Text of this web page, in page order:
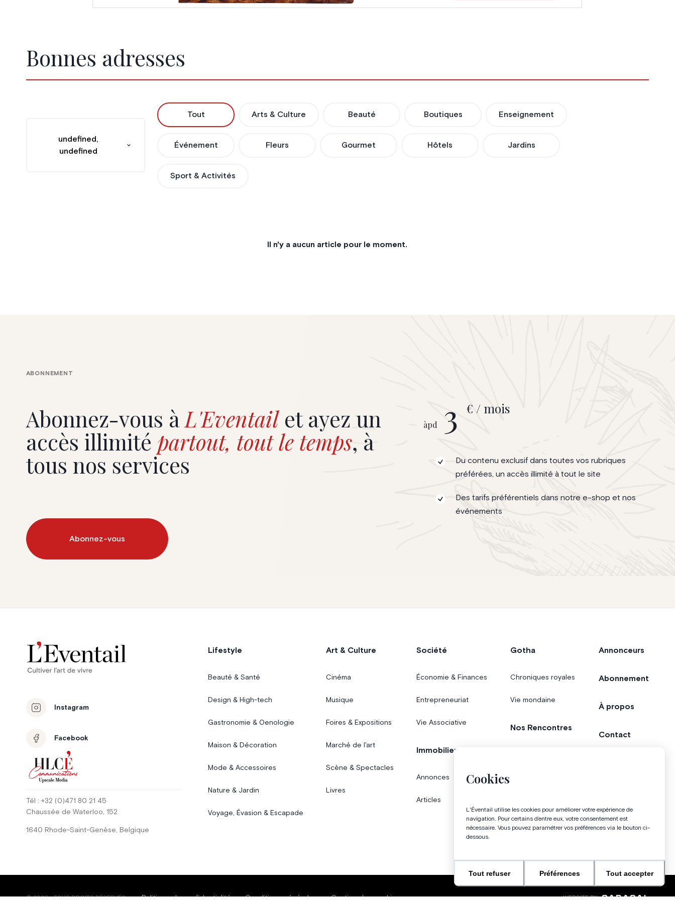
Bonnes adresses
undefined,
undefined
Tout Arts & Culture Beauté Boutiques Enseignement
Événement Fleurs Gourmet Hôtels Jardins
Sport & Activités
Il n'y a aucun article pour le moment.
Cookies
L'Éventail utilise les cookies pour améliorer votre expérience de
navigation. Pour certains d’entre eux, votre consentement est
nécessaire. Vous pouvez paramétrer vos préférences via le bouton ci-
dessous.
Tout refuser Préférences Tout accepter
Abonnez-vous àL'Eventailet ayez un
accès illimité partout, tout le temps, à
tous nos services
ABONNEMENT
Abonnez-vous
àpd 3 € / mois
Du contenu exclusif dans toutes vos rubriques
préférées, un accès illimité à tout le site
Des tarifs préférentiels dans notre e-shop et nos
événements
Instagram
Facebook
Tél
: +32 (0)471 80 21 45
Chaussée de Waterloo , 152
1640 Rhode-Saint-Genèse Belgique
Lifestyle
Beauté & Santé
Design & High-tech
Gastronomie & Oenologie
Maison & Décoration
Mode & Accessoires
Nature & Jardin
Voyage, Évasion & Escapade
Art & Culture
Cinéma
Musique
Foires & Expositions
Marché de l'art
Scène & Spectacles
Livres
Société
Économie & Finances
Entrepreneuriat
Vie Associative
Immobilier
Annonces
Articles
Gotha
Chroniques royales
Vie mondaine
Nos Rencontres
Magazine
Annonceurs
Abonnement
À propos
Contact
©2026-TOUS DROITS RÉSERVÉS Politique de confidentialité Conditions générales Gestion des cookies WEBSITE BY